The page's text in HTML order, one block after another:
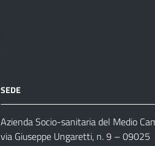
SEDE
Azienda Socio-sanitaria del Medio
via Giuseppe Ungaretti, n. 9 – 09025